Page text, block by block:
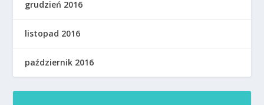
grudzień 2016
listopad 2016
październik 2016